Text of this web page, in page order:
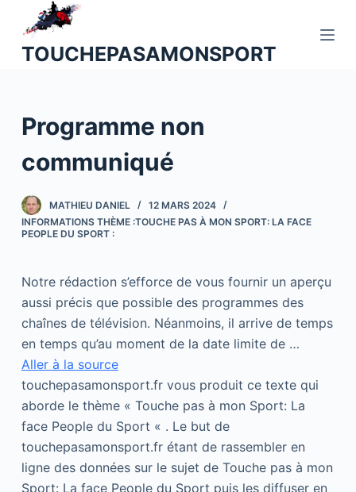
u
o
n
n
u
TOUCHEPASAMONSPORT
Programme non
communiqué
MATHIEU DANIEL
12 MARS 2024
INFORMATIONS THÈME :TOUCHE PAS À MON SPORT: LA FACE
PEOPLE DU SPORT :
Notre rédaction s’efforce de vous fournir un aperçu
aussi précis que possible des programmes des
chaînes de télévision. Néanmoins, il arrive de temps
en temps qu’au moment de la date limite de …
Aller à la source
touchepasamonsport.fr vous produit ce texte qui
aborde le thème « Touche pas à mon Sport: La
face People du Sport « . Le but de
touchepasamonsport.fr étant de rassembler en
ligne des données sur le sujet de Touche pas à mon
Sport: La face People du Sport puis les diffuser en